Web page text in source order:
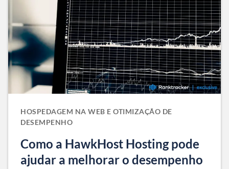
HOSPEDAGEM NA WEB E OTIMIZAÇÃO DE
DESEMPENHO
Como a HawkHost Hosting pode
ajudar a melhorar o desempenho